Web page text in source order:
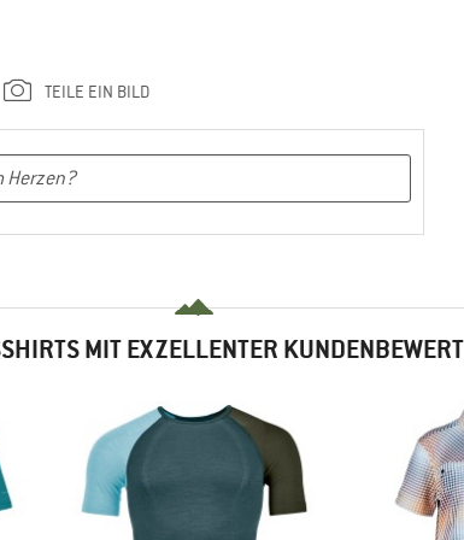
TEILE EIN BILD
MIT EXZELLENTER